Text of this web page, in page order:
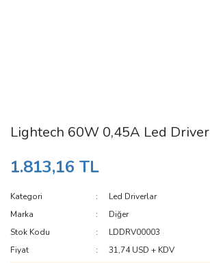
Lightech 60W 0,45A Led Driver
1.813,16 TL
Kategori
Led Driverlar
Marka
Diğer
Stok Kodu
LDDRV00003
Fiyat
31,74 USD + KDV